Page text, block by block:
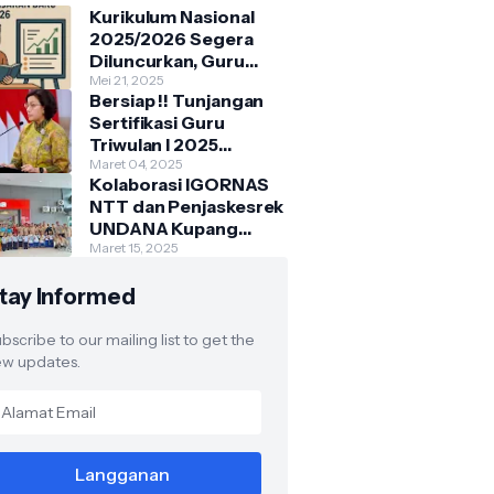
Kurikulum Nasional
2025/2026 Segera
Diluncurkan, Guru
Diminta Siap Hadapi
Perubahan
Mei 21, 2025
Bersiap !! Tunjangan
Sertifikasi Guru
Triwulan I 2025
Dimajukan ke Maret
Maret 04, 2025
Kolaborasi IGORNAS
NTT dan Penjaskesrek
UNDANA Kupang
Gelar Lomba Senam
Maret 15, 2025
Informed
to our mailing list to get the
updates.